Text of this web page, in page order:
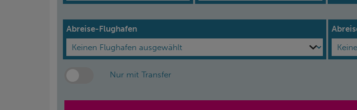
Abreise-Flughafen
Nur mit Transfer